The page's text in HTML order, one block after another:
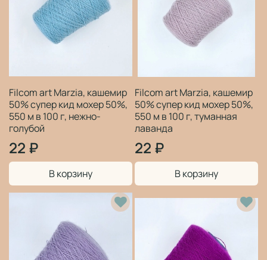
Filcom art Marzia, кашемир
50% супер кид мохер 50%,
550 м в 100 г, нежно-
голубой
22 ₽
В корзину
Filcom art Marzia, кашемир
50% супер кид мохер 50%,
550 м в 100 г, туманная
лаванда
22 ₽
В корзину